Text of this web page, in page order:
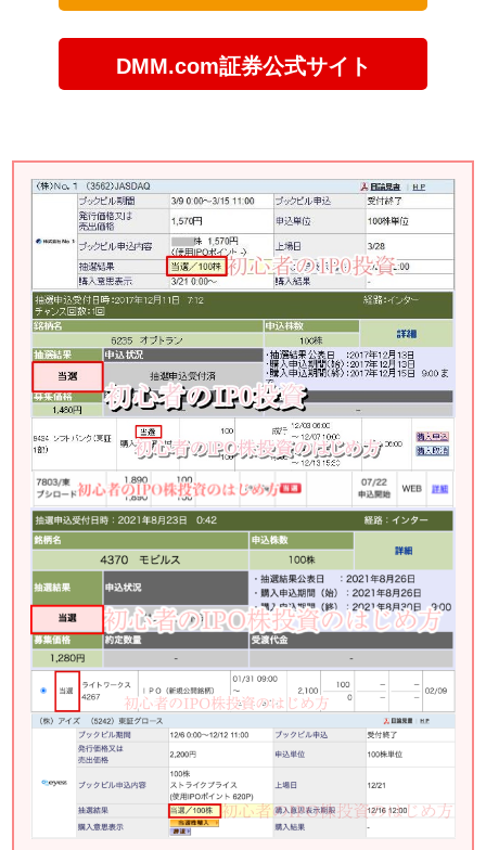
DMM.com証券公式サイト